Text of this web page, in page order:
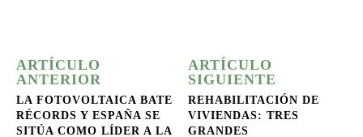
ARTÍCULO
ANTERIOR
LA FOTOVOLTAICA BATE
RÉCORDS Y ESPAÑA SE
SITÚA COMO LÍDER A LA
ARTÍCULO
SIGUIENTE
REHABILITACIÓN DE
VIVIENDAS: TRES
GRANDES